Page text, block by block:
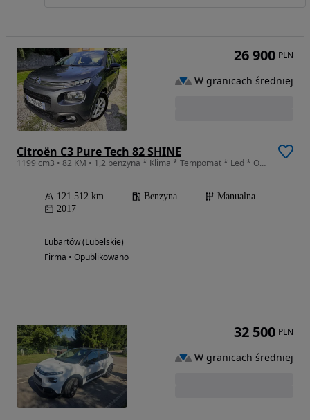
Citroën C3 Pure Tech 82 SHINE
1199 cm3 • 82 KM • 1,2 benzyna * Klima * Tempomat * Led * Oryginał
121 512 km Benzyna
Manualna
2017
Lubartów (Lubelskie)
Firma • Opublikowano
26 900 PLN
W granicach średniej
32 500 PLN
W granicach średniej